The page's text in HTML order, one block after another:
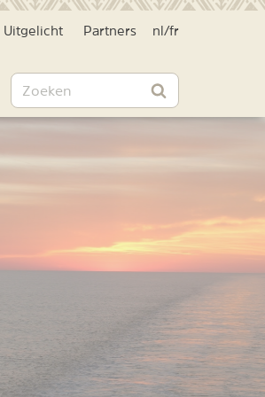
Uitgelicht Partners nl /fr
Zoeken
Zoeken